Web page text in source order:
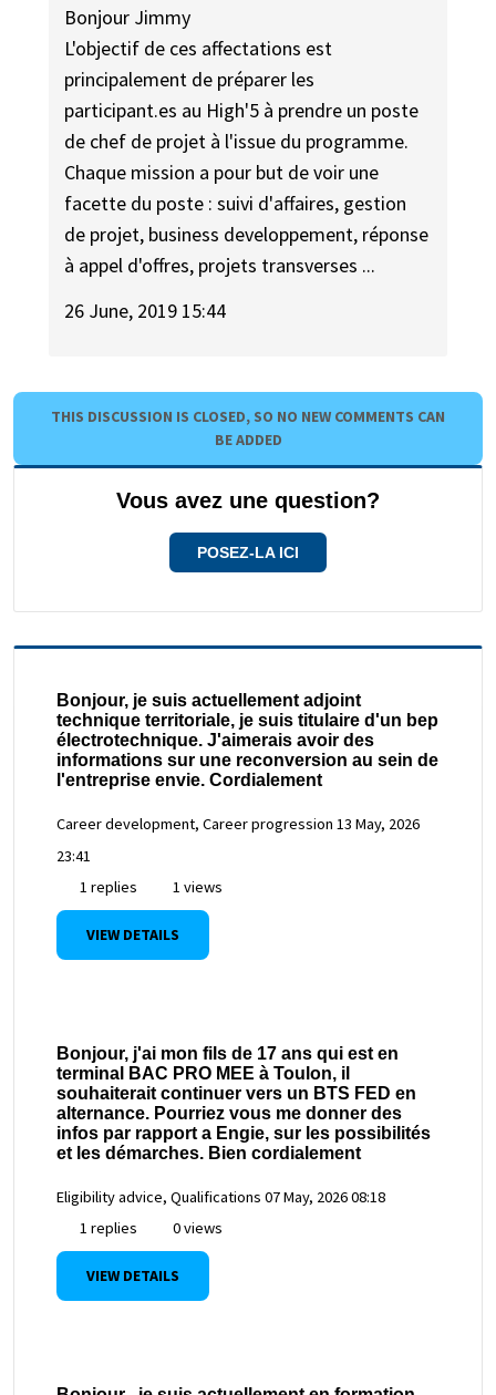
Bonjour Jimmy
L'objectif de ces affectations est
principalement de préparer les
participant.es au High'5 à prendre un poste
de chef de projet à l'issue du programme.
Chaque mission a pour but de voir une
facette du poste : suivi d'affaires, gestion
de projet, business developpement, réponse
à appel d'offres, projets transverses ...
26 June, 2019 15:44
THIS DISCUSSION IS CLOSED, SO NO NEW COMMENTS CAN
BE ADDED
Vous avez une question?
POSEZ-LA ICI
Bonjour, je suis actuellement adjoint
technique territoriale, je suis titulaire d'un bep
électrotechnique. J'aimerais avoir des
informations sur une reconversion au sein de
l'entreprise envie. Cordialement
Career development, Career progression 13 May, 2026
23:41
1 replies
1 views
VIEW DETAILS
Bonjour, j'ai mon fils de 17 ans qui est en
terminal BAC PRO MEE à Toulon, il
souhaiterait continuer vers un BTS FED en
alternance. Pourriez vous me donner des
infos par rapport a Engie, sur les possibilités
et les démarches. Bien cordialement
Eligibility advice, Qualifications 07 May, 2026 08:18
1 replies
0 views
VIEW DETAILS